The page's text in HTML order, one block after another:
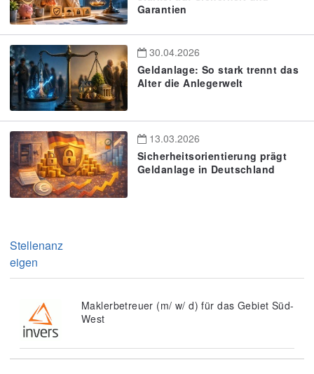
Garantien
30.04.2026
Geldanlage: So stark trennt das
Alter die Anlegerwelt
13.03.2026
Sicherheitsorientierung prägt
Geldanlage in Deutschland
Stellenanz
eigen
Maklerbetreuer (m/ w/ d) für das Gebiet Süd-
West